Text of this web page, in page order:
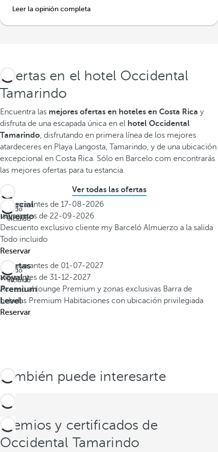
Leer la opinión completa
Ofertas en el hotel Occidental
Tamarindo
Encuentra las mejores ofertas en hoteles en Costa Rica y
disfruta de una escapada única en el hotel Occidental
Tamarindo , disfrutando en primera línea de los mejores
atardeceres en Playa Langosta, Tamarindo, y de una ubicación
excepcional en Costa Rica. Sólo en Barcelo.com encontrarás
las mejores ofertas para tu estancia.
Ver todas las ofertas
Especial
Invierno
Todo
incluido
Reserva antes de 17-08-2026
Viaja antes de 22-09-2026
Descuento exclusivo cliente my Barceló Almuerzo a la salida
Todo incluido
Reservar
Ofertas
Royal y
Premium
Level
Todo
incluido
Reserva antes de 01-07-2027
Viaja antes de 31-12-2027
Acceso al lounge Premium y zonas exclusivas Barra de
bebidas Premium Habitaciones con ubicación privilegiada
Reservar
También puede interesarte
Premios y certificados de
Occidental Tamarindo